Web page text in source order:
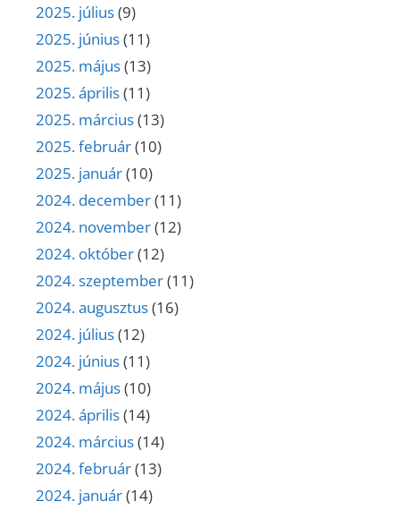
2025. július(9)
2025. június(11)
2025. május(13)
2025. április(11)
2025. március(13)
2025. február(10)
2025. január(10)
2024. december(11)
2024. november(12)
2024. október(12)
2024. szeptember(11)
2024. augusztus(16)
2024. július(12)
2024. június(11)
2024. május(10)
2024. április(14)
2024. március(14)
2024. február(13)
2024. január(14)